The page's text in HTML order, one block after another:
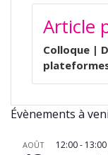
DE
L’ARTICLE
Article
Colloque |
Évènements à
AOÛT 12:00- 13:00